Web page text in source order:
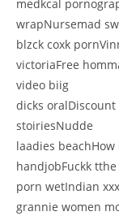
medkcal
wrapNursemad
blzck coxk
victoriaFree
video biig
dicks
stoiriesNudde
laadies
handjobFuckk
porn wetIndian
grannie women